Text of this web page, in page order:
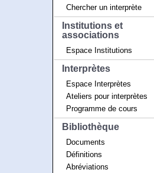
Chercher un interprète
Institutions et
associations
Espace Institutions
Interprètes
Espace Interprètes
Ateliers pour interprètes
Programme de cours
Bibliothèque
Documents
Définitions
Abréviations